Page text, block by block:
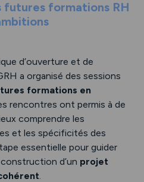
futures formations RH
d’ouverture et de
a organisé des sessions
formations en
rencontres ont permis à de
comprendre les
et les spécificités des
essentielle pour guider
d’un projet
.